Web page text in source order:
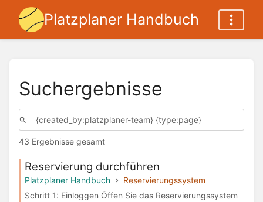
Platzplaner Handbuch
Suchergebnisse
43 Ergebnisse gesamt
Reservierung durchführen
Platzplaner Handbuch
Reservierungssystem
Schritt 1: Einloggen Öffen Sie das Reservierungssystem